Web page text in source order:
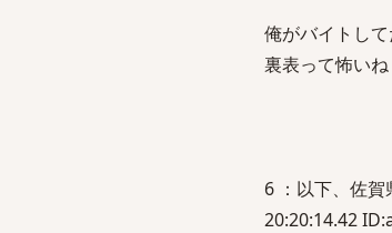
俺がバイトし
裏表って怖いね
6 ：以下、佐
20:20:14.42